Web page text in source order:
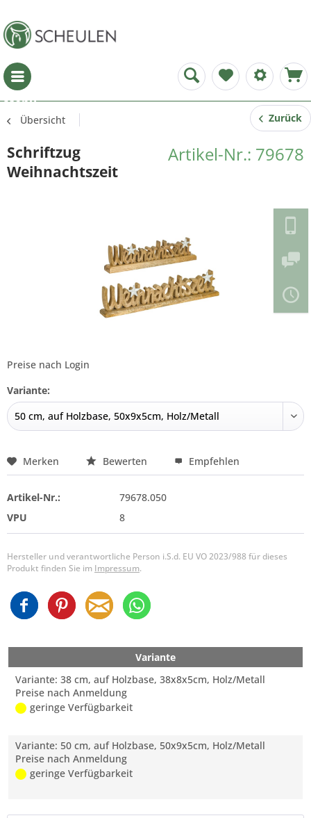
Menü
Übersicht Zurück
Artikel-Nr.: 79678
Schriftzug
Weihnachtszeit
Preise nach Login
Variante:
Merken Bewerten Empfehlen
Artikel-Nr.:
79678.050
VPU
8
Hersteller und verantwortliche Person i.S.d. EU VO 2023/988 für dieses
Produkt finden Sie im Impressum.
Variante
Variante: 38 cm, auf Holzbase, 38x8x5cm, Holz/Metall
Preise nach Anmeldung
geringe Verfügbarkeit
Variante: 50 cm, auf Holzbase, 50x9x5cm, Holz/Metall
Preise nach Anmeldung
geringe Verfügbarkeit